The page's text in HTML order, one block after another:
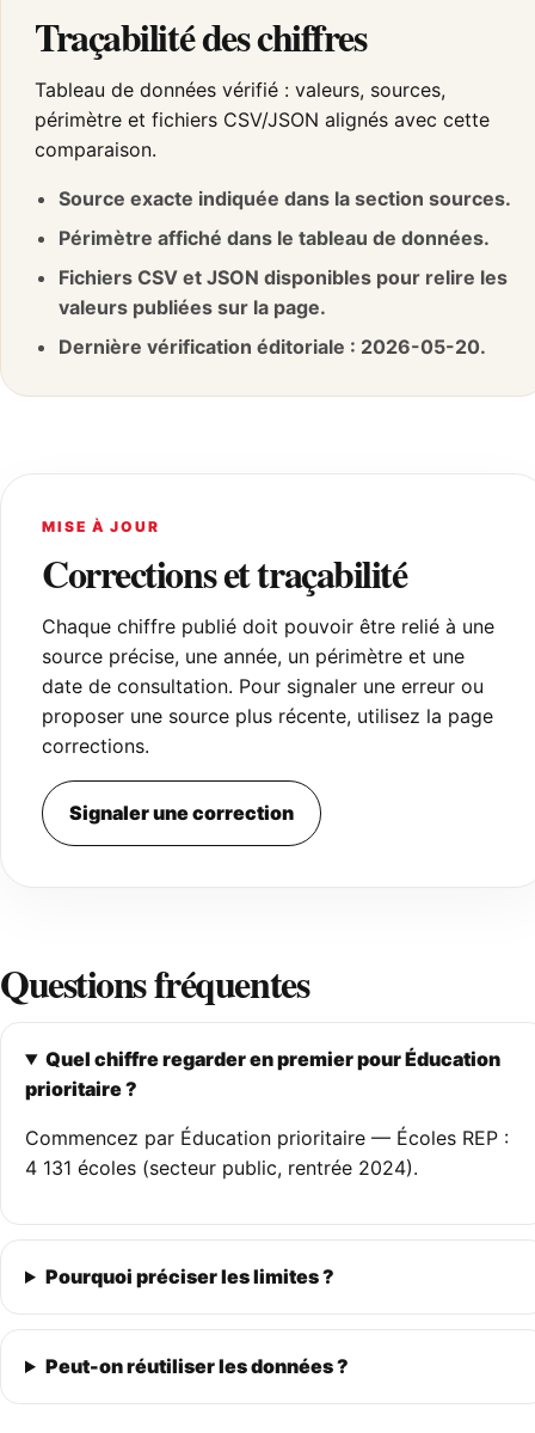
Traçabilité des chiffres
Tableau de données vérifié : valeurs, sources,
périmètre et fichiers CSV/JSON alignés avec cette
comparaison.
Source exacte indiquée dans la section sources.
Périmètre affiché dans le tableau de données.
Fichiers CSV et JSON disponibles pour relire les
valeurs publiées sur la page.
Dernière vérification éditoriale : 2026-05-20.
MISE À JOUR
Corrections et traçabilité
Chaque chiffre publié doit pouvoir être relié à une
source précise, une année, un périmètre et une
date de consultation. Pour signaler une erreur ou
proposer une source plus récente, utilisez la page
corrections.
Signaler une correction
Questions fréquentes
Quel chiffre regarder en premier pour Éducation
prioritaire ?
Commencez par Éducation prioritaire — Écoles REP :
4 131 écoles (secteur public, rentrée 2024).
Pourquoi préciser les limites ?
Peut-on réutiliser les données ?